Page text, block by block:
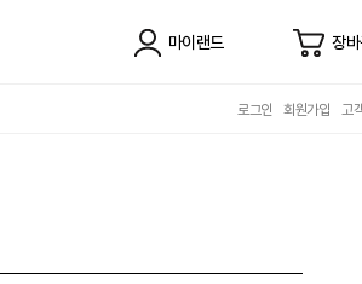
마이랜드 장
로그인 회원가입 고